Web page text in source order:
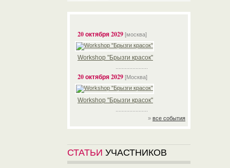
20 октября 2029 [москва]
Workshop "Брызги красок"
20 октября 2029 [Москва]
Workshop "Брызги красок"
» все события
СТАТЬИ УЧАСТНИКОВ